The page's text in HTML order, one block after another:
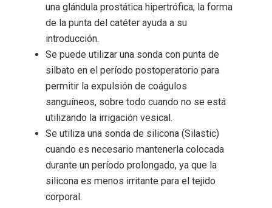
una glándula prostática hipertrófica; la forma
de la punta del catéter ayuda a su
introducción.
Se puede utilizar una sonda con punta de
silbato en el período postoperatorio para
permitir la expulsión de coágulos
sanguíneos, sobre todo cuando no se está
utilizando la irrigación vesical.
Se utiliza una sonda de silicona (Silastic)
cuando es necesario mantenerla colocada
durante un período prolongado, ya que la
silicona es menos irritante para el tejido
corporal.